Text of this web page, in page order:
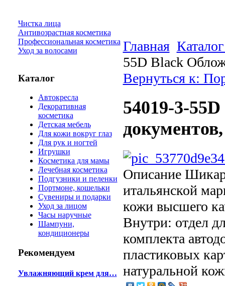
Чистка лица
Антивозрастная косметика
Профессиональная косметика
Уход за волосами
Каталог
Автокресла
Декоративная
косметика
Детская мебель
Для кожи вокруг глаз
Для рук и ногтей
Игрушки
Косметика для мамы
Лечебная косметика
Подгузники и пеленки
Портмоне, кошельки
Сувениры и подарки
Уход за лицом
Часы наручные
Шампуни,
кондиционеры
Рекомендуем
Увлажняющий крем для…
Главная
55D Black
Вернуться к:
54019-3-
Описание
итальянской
кожи высшего
Внутри: отдел
комплекта
пластиковых
натуральной